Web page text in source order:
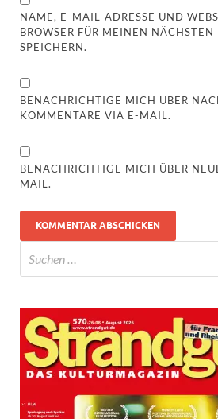
NAME, E-MAIL-ADRESSE UND
BROWSER FÜR MEINEN
SPEICHERN.
BENACHRICHTIGE MICH ÜBER
KOMMENTARE VIA E-MAIL.
BENACHRICHTIGE MICH ÜBER
MAIL.